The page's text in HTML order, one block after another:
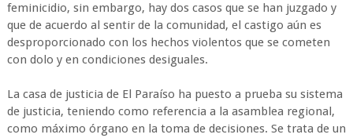
feminicidio, sin embargo, hay dos casos que se han juzgado y
que de acuerdo al sentir de la comunidad, el castigo aún es
desproporcionado con los hechos violentos que se cometen
con dolo y en condiciones desiguales.
La casa de justicia de El Paraíso ha puesto a prueba su sistema
de justicia, teniendo como referencia a la asamblea regional,
como máximo órgano en la toma de decisiones. Se trata de un